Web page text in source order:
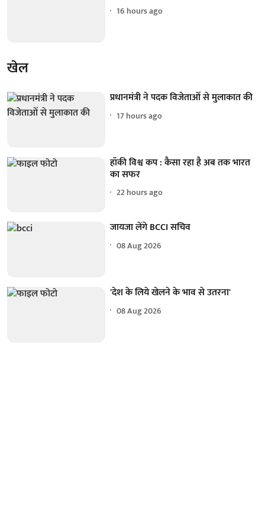
16 hours ago
खेल
प्रधानमंत्री ने पदक विजेताओं से मुलाकात की
17 hours ago
हॉकी विश्व कप : कैसा रहा है अब तक भारत
का सफर
22 hours ago
जायजा लेंगे BCCI सचिव
08 Aug 2026
'देश के लिये खेलने के भाव से उतरना'
08 Aug 2026